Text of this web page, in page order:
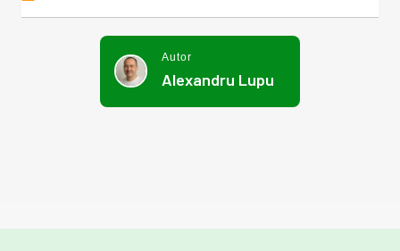
Autor
Alexandru Lupu